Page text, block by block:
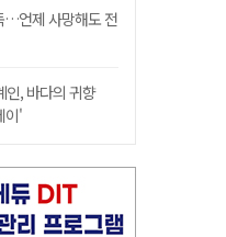
…언제 사망해도 전
인, 바다의 귀향
이'